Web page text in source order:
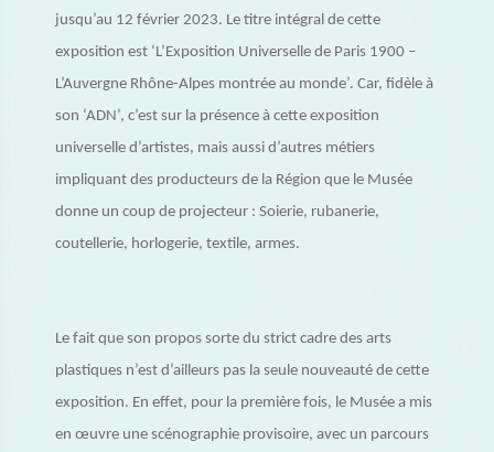
jusqu’au 12 février 2023. Le titre intégral de cette
exposition est ‘L’Exposition Universelle de Paris 1900 –
L’Auvergne Rhône-Alpes montrée au monde’. Car, fidèle à
son ‘ADN’, c’est sur la présence à cette exposition
universelle d’artistes, mais aussi d’autres métiers
impliquant des producteurs de la Région que le Musée
donne un coup de projecteur : Soierie, rubanerie,
coutellerie, horlogerie, textile, armes.
Le fait que son propos sorte du strict cadre des arts
plastiques n’est d’ailleurs pas la seule nouveauté de cette
exposition. En effet, pour la première fois, le Musée a mis
en œuvre une scénographie provisoire, avec un parcours